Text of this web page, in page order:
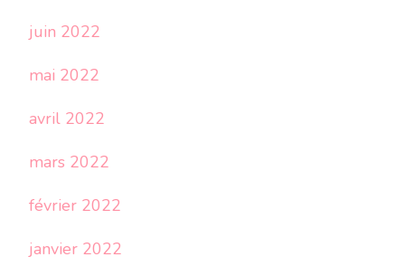
juin 2022
mai 2022
avril 2022
mars 2022
février 2022
janvier 2022